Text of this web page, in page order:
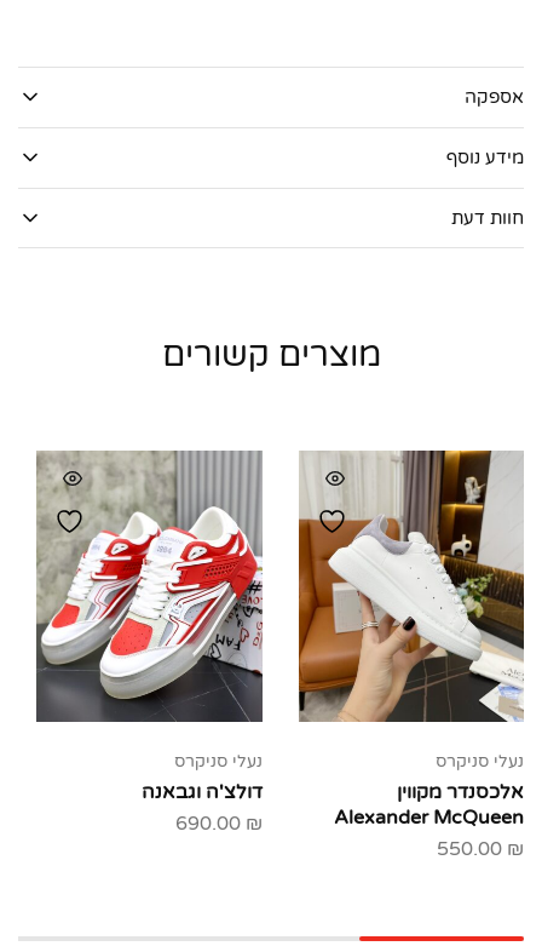
אספקה
מידע נוסף
חוות דעת
מוצרים קשורים
נעלי סניקרס
אלכסנדר מקווין
Alexander McQueen
550.00 ₪
נעלי סניקרס
דולצ'ה וגבאנה
690.00 ₪